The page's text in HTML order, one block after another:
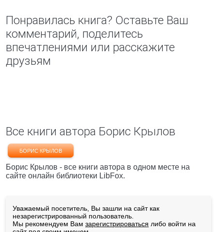
Понравилась книга? Оставьте Ваш
комментарий, поделитесь
впечатлениями или расскажите
друзьям
Все книги автора Борис Крылов
БОРИС КРЫЛОВ
Борис Крылов - все книги автора в одном месте на
сайте онлайн библиотеки LibFox.
Уважаемый посетитель, Вы зашли на сайт как
незарегистрированный пользователь.
Мы рекомендуем Вам зарегистрироваться либо войти на